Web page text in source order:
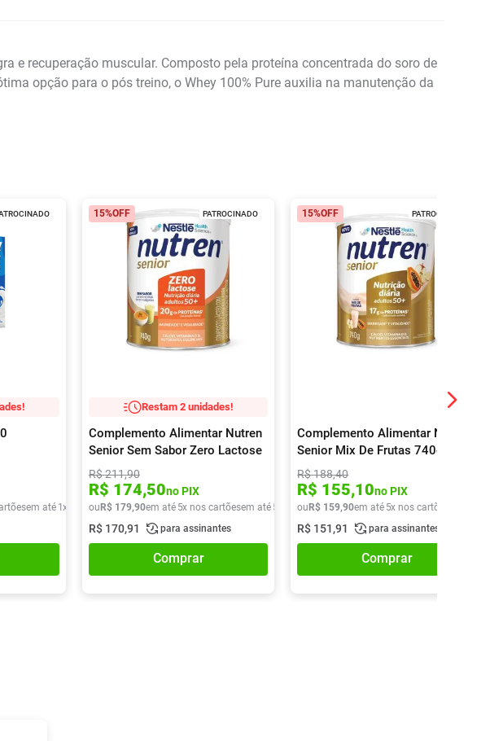
e recuperação muscular. Composto pela proteína concentrada do soro de
opção para o pós treino, o Whey 100% Pure auxilia na manutenção da
em até 1x de R$ 49,90
PATROCINADO
15%OFF
Restam 2 unidades!
Complemento Alimentar Nutren
Senior Sem Sabor Zero Lactose
740g
R$211,90
R$ 174,50no PIX
ou R$ 179,90em até 5x nos cartõesem até 5 R$ 35 ,98
R$ 170,91 para assinantes
Comprar
PATROCINADO
15%OFF
Complemento Alimentar Nutren
Senior Mix De Frutas 740g
R$188,40
R$ 155,10no PIX
ou R$ 159,90em até 5x nos cartões
R$ 151,91 para assinantes
Comprar